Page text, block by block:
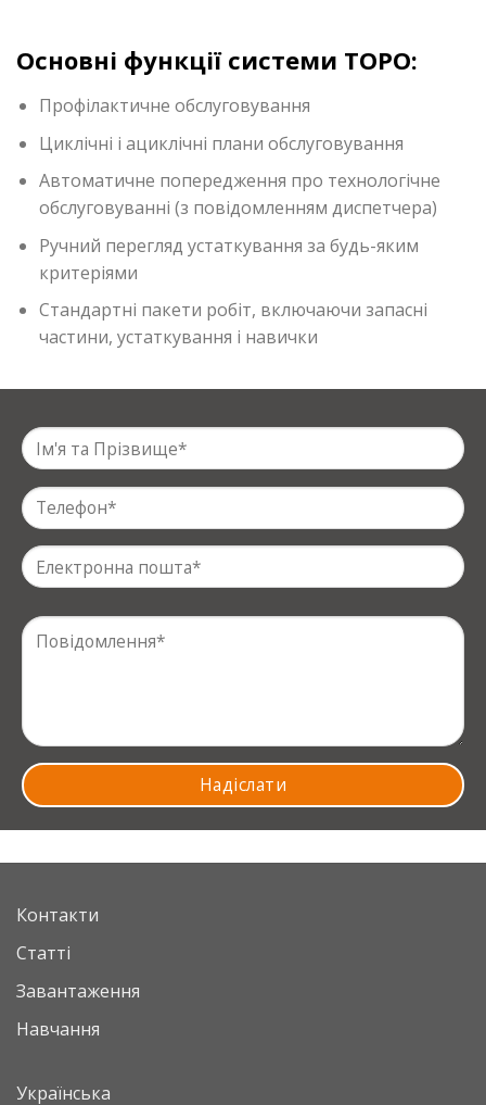
Основні функції системи ТОРО:
Профілактичне обслуговування
Циклічні і ациклічні плани обслуговування
Автоматичне попередження про технологічне
обслуговуванні (з повідомленням диспетчера)
Ручний перегляд устаткування за будь-яким
критеріями
Стандартні пакети робіт, включаючи запасні
частини, устаткування і навички
Контакти
Статті
Завантаження
Навчання
Українська